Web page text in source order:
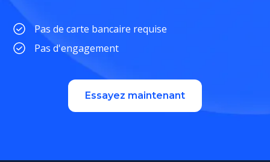
Pas de carte bancaire requise
Pas d'engagement
Essayez maintenant